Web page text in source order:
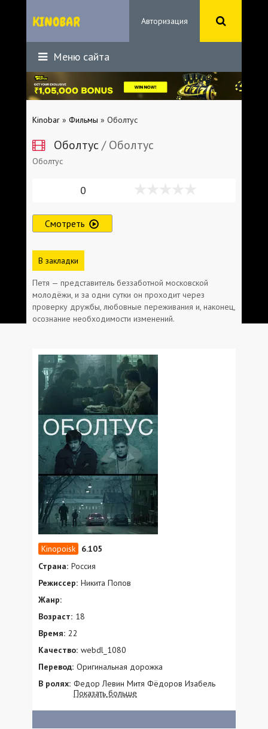
Авторизация
Меню сайта
Kinobar » Фильмы » Оболтус
Оболтус/ Оболтус
Оболтус
0
Смотреть
В закладки
Петя — представитель беззаботной московской
молодёжи, и за одни сутки он проходит через
проверку дружбы, любовные переживания и, наконец,
осознание необходимости изменений.
6.105
Страна: Россия
Режиссер: Никита Попов
Жанр:
Возраст: 18
Время: 22
Качество: webdl_1080
Перевод: Оригинальная дорожка
В ролях: Федор Левин Митя Фёдоров Изабель
Эйдлен Тасо Плетнер Сергей Попов
Показать больше